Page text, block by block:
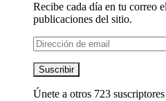
Recibe cada día en tu correo
publicaciones del sitio.
Dirección
de
email
Suscribir
Únete a otros 723 suscriptores